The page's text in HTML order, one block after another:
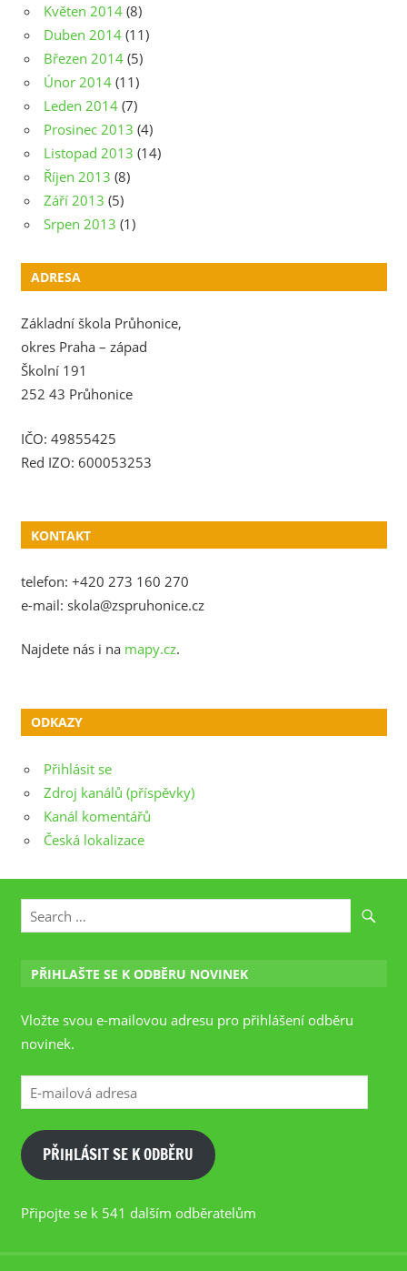
Květen 2014 (8)
Duben 2014 (11)
Březen 2014 (5)
Únor 2014 (11)
Leden 2014 (7)
Prosinec 2013 (4)
Listopad 2013 (14)
Říjen 2013 (8)
Září 2013 (5)
Srpen 2013 (1)
ADRESA
Základní škola Průhonice,
okres Praha – západ
Školní 191
252 43 Průhonice
IČO: 49855425
Red IZO: 600053253
KONTAKT
telefon: +420 273 160 270
e-mail: skola@zspruhonice.cz
Najdete nás i na mapy.cz.
ODKAZY
Přihlásit se
Zdroj kanálů (příspěvky)
Kanál komentářů
Česká lokalizace
PŘIHLAŠTE SE K ODBĚRU NOVINEK
Vložte svou e-mailovou adresu pro přihlášení odběru
novinek.
E-
mailová
adresa
PŘIHLÁSIT SE K ODBĚRU
Připojte se k 541 dalším odběratelům